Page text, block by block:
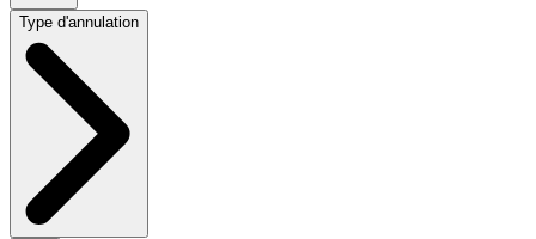
Type d'annulation